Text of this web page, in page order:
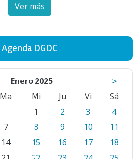
Ver más
Agenda DGDC
Enero 2025 >
Ma Mi Ju Vi
Sá
1
2 3
4
7 8 9 10
11
14 15 16 17
18